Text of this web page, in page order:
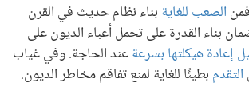
الصعب للغاية بناء نظام حديث في القرن
بناء القدرة على تحمل أعباء الديون على
إعادة هيكلتها بسرعةعند الحاجة. وفي غياب
التقدم بطيئًا للغاية لمنع تفاقم مخاطر الديون.